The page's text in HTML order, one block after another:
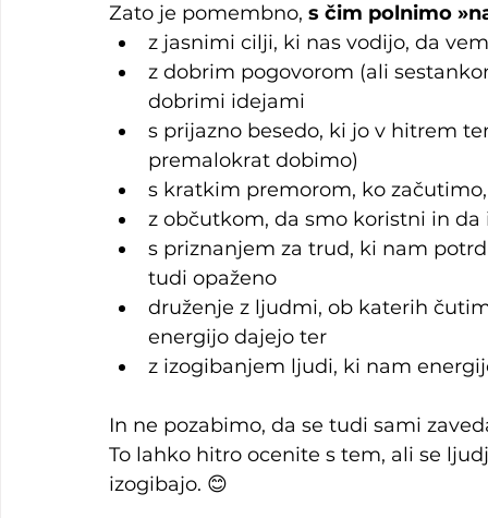
Zato je pomembno, s čim polnimo
z jasnimi cilji, ki nas vodijo, da
z dobrim pogovorom (ali
dobrimi idejami
s prijazno besedo, ki jo v hitrem
premalokrat dobimo)
s kratkim premorom, ko
z občutkom, da smo koristni in
s priznanjem za trud, ki nam
tudi opaženo
druženje z ljudmi, ob katerih
energijo dajejo ter
z izogibanjem ljudi, ki nam
In ne pozabimo, da se tudi sami
To lahko hitro ocenite s tem, ali se
izogibajo. 😊